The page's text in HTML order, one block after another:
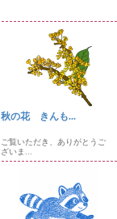
秋の花 きんも...
ご覧いただき、ありがとうご
ざいま...